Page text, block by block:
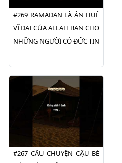
#269 RAMADAN LÀ ÂN HUỆ
VĨ ĐẠI CỦA ALLAH BAN CHO
NHỮNG NGƯỜI CÓ ĐỨC TIN
#267 CÂU CHUYỆN CẬU BÉ